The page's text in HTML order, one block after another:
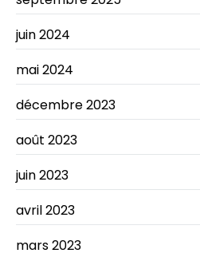
juin 2024
mai 2024
décembre 2023
août 2023
juin 2023
avril 2023
mars 2023